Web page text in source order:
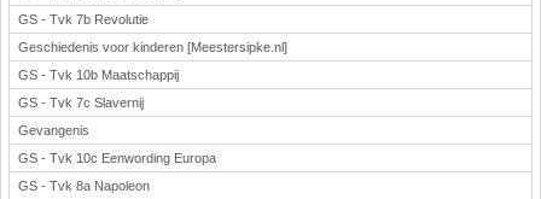
GS - Tvk 7b Revolutie
Geschiedenis voor kinderen [Meestersipke.nl]
GS - Tvk 10b Maatschappij
GS - Tvk 7c Slavernij
Gevangenis
GS - Tvk 10c Eenwording Europa
GS - Tvk 8a Napoleon